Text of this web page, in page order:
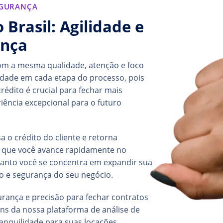
Brasil: Agilidade e
a mesma qualidade, atenção e foco
em cada etapa do processo, pois
é crucial para fechar mais
excepcional para o futuro
o crédito do cliente e retorna
você avance rapidamente no
você se concentra em expandir sua
e segurança do seu negócio.
e precisão para fechar contratos
da nossa plataforma de análise de